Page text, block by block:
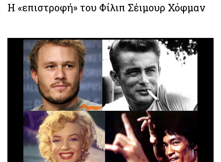
H «επιστροφή» του Φίλιπ Σέιμουρ Χόφμαν